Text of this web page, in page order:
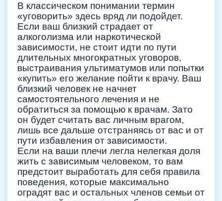
В классическом понимании термин
«уговорить» здесь вряд ли подойдет.
Если ваш близкий страдает от
алкоголизма или наркотической
зависимости, не стоит идти по пути
длительных многократных уговоров,
выстраивания ультиматумов или попытки
«купить» его желание пойти к врачу. Ваш
близкий человек не начнет
самостоятельного лечения и не
обратиться за помощью к врачам. Зато
он будет считать вас личным врагом,
лишь все дальше отстраняясь от вас и от
пути избавления от зависимости.
Если на ваши плечи легла нелегкая доля
жить с зависимым человеком, то вам
предстоит выработать для себя правила
поведения, которые максимально
оградят вас и остальных членов семьи от